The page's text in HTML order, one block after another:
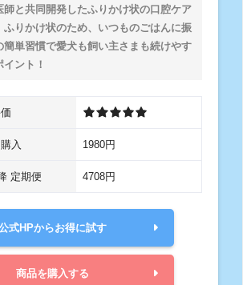
師と共同開発したふりかけ状の口腔ケア
ふりかけ状のため、いつものごはんに振
簡単習慣で愛犬も飼い主さまも続けやす
ント！
入 1980円
定期便 4708円
式HPからお得に試す
商品を購入する